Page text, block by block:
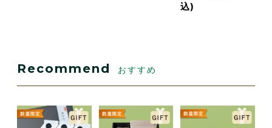
込)
Recommend おすすめ